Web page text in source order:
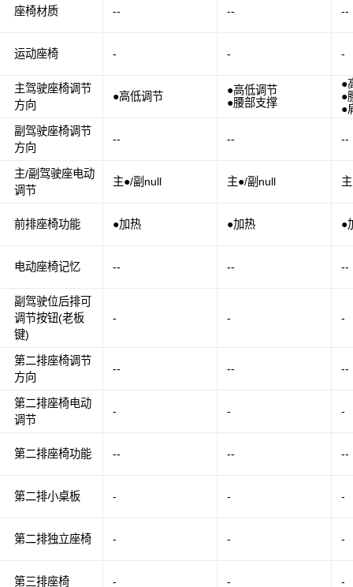
座椅材质
运动座椅
主驾驶座椅调节
方向
副驾驶座椅调节
方向
主/副驾驶座电动
调节
前排座椅功能
电动座椅记忆
副驾驶位后排可
调节按钮(老板
键)
第二排座椅调节
方向
第二排座椅电动
调节
第二排座椅功能
第二排小桌板
第二排独立座椅
第三排座椅
-- -- --
- - -
●高低调节
●高低调节
●腰部支撑
●
●
●
-- -- --
主●/副null 主●/副null
●加热 ●加热 ●
-- -- --
- - -
-- -- --
- - -
-- -- --
- - -
- - -
- - -